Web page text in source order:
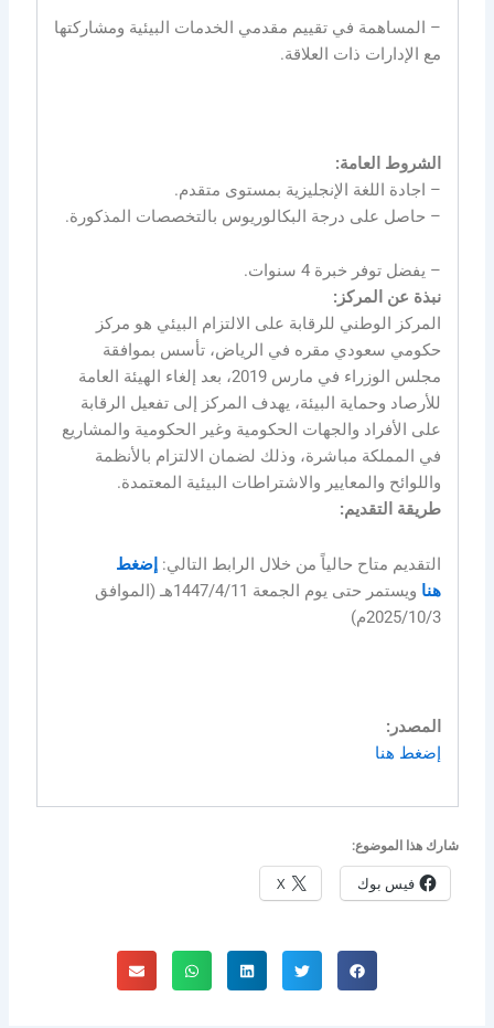
– المساهمة في تقييم مقدمي الخدمات البيئية ومشاركتها
مع الإدارات ذات العلاقة.
الشروط العامة:
– اجادة اللغة الإنجليزية بمستوى متقدم.
– حاصل على درجة البكالوريوس بالتخصصات المذكورة.
– يفضل توفر خبرة 4 سنوات.
نبذة عن المركز:
المركز الوطني للرقابة على الالتزام البيئي هو مركز
حكومي سعودي مقره في الرياض، تأسس بموافقة
مجلس الوزراء في مارس 2019، بعد إلغاء الهيئة العامة
للأرصاد وحماية البيئة، يهدف المركز إلى تفعيل الرقابة
على الأفراد والجهات الحكومية وغير الحكومية والمشاريع
في المملكة مباشرة، وذلك لضمان الالتزام بالأنظمة
واللوائح والمعايير والاشتراطات البيئية المعتمدة.
طريقة التقديم:
التقديم متاح حالياً من خلال الرابط التالي:إضغط
هنا
ويستمر حتى يوم الجمعة 1447/4/11هـ (الموافق
2025/10/3م)
المصدر:
إضغط هنا
شارك هذا الموضوع:
فيس بوك X